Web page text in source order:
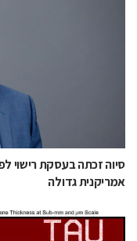
אמריקנית גדולה